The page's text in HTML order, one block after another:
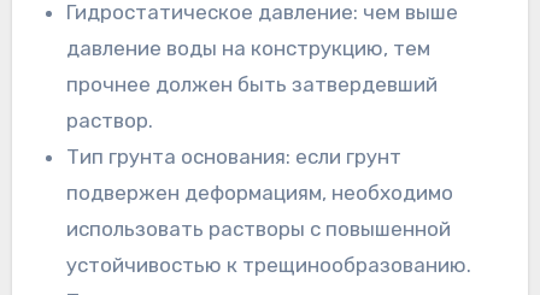
Гидростатическое давление: чем выше
давление воды на конструкцию, тем
прочнее должен быть затвердевший
раствор.
Тип грунта основания: если грунт
подвержен деформациям, необходимо
использовать растворы с повышенной
устойчивостью к трещинообразованию.